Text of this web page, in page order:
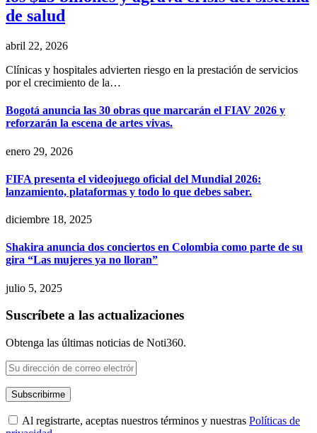
de salud
abril 22, 2026
Clínicas y hospitales advierten riesgo en la prestación de servicios
por el crecimiento de la…
Bogotá anuncia las 30 obras que marcarán el FIAV 2026 y
reforzarán la escena de artes vivas.
enero 29, 2026
FIFA presenta el videojuego oficial del Mundial 2026:
lanzamiento, plataformas y todo lo que debes saber.
diciembre 18, 2025
Shakira anuncia dos conciertos en Colombia como parte de su
gira “Las mujeres ya no lloran”
julio 5, 2025
Suscríbete a las actualizaciones
Obtenga las últimas noticias de Noti360.
Al registrarte, aceptas nuestros términos y nuestras Políticas de